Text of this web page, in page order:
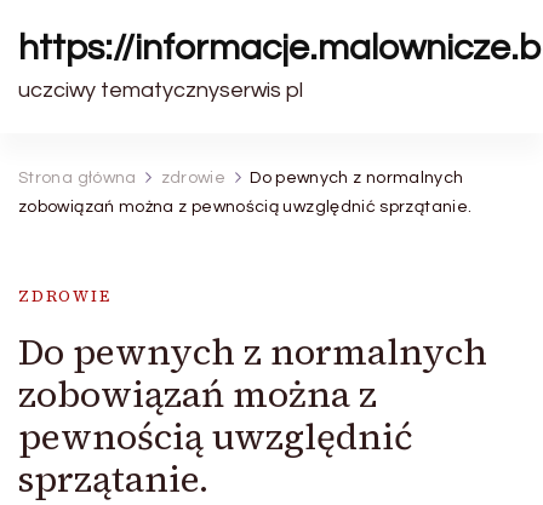
https://
uczciwy tematycznyserwis pl
Strona główna zdrowie
Do pewnych z normalnych
zobowiązań można z pewnością uwzględnić sprzątanie.
ZDROWIE
Do pewnych z normalnych
zobowiązań można z
pewnością uwzględnić
sprzątanie.